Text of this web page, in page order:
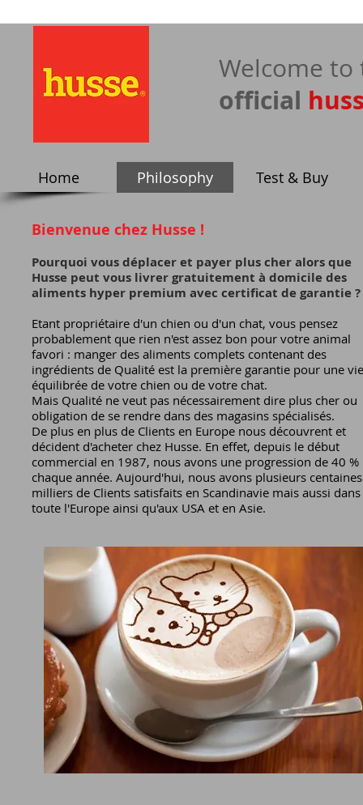
​Welcome to
official
Home Philosophy Test & Buy
Bienvenue chez Husse !
Pourquoi vous déplacer et payer plus cher alors que
Husse peut vous livrer gra tuitement à domicile des
aliments hyper premium avec certificat de garantie ?
Etant propriétaire d'un chien ou d'un chat, vous pensez
probablement que rien n'est assez bon pour votre animal
favori : manger des aliments complets contenant des
ingrédients de Qualité est la première garantie pour une vie
équilibrée de votre chien ou de votre chat.
Mais Qualité ne veut pas nécessairement dire plus cher ou
obligation de se rendre dans des magasins spécialisés.
De plus en plus de Clients en Europe nous découvrent et
décident d'acheter chez Husse. En effet, depuis le début
commercial en 1987, nous avons une progression de 40 %
chaque année. Aujourd'hui, nous avons plusieurs
milliers de Clients satisfaits en Scandinavie mais aussi dans
toute l'Europe ainsi qu'aux USA et en Asie.